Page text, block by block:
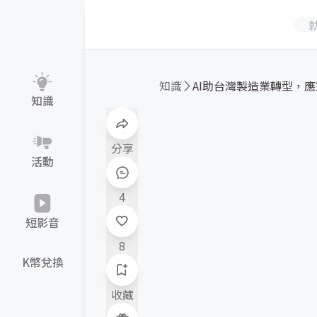
知識
活動
短影音
K幣兌換
分享
4
8
收藏
知識 AI助台灣製造業轉型，